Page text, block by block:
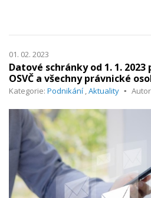
01. 02. 2023
Datové schránky od 1. 1.
OSVČ a všechny právnické
Kategorie: Podnikání ,Aktuality